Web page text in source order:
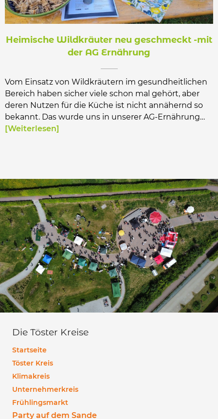
Heimische Wildkräuter neu geschmeckt -mit
der AG Ernährung
Vom Einsatz von Wildkräutern im gesundheitlichen
Bereich haben sicher viele schon mal gehört, aber
deren Nutzen für die Küche ist nicht annähernd so
bekannt. Das wurde uns in unserer AG-Ernährung…
Weiterlesen
Die Töster Kreise
Startseite
Töster Kreis
Klimakreis
Unternehmerkreis
Frühlingsmarkt
Party auf dem Sande